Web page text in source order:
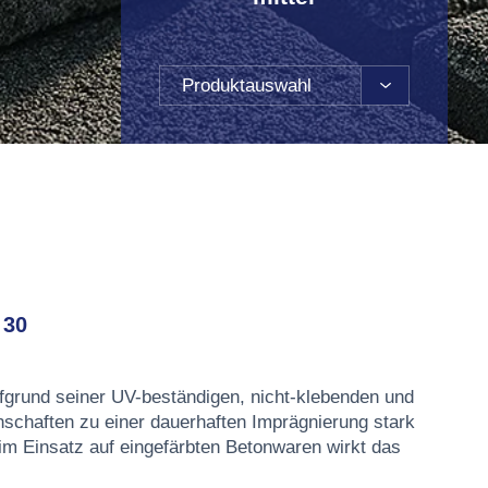
Produktauswahl
seiner UV-beständigen, nicht-klebenden und
zu einer dauerhaften Imprägnierung stark
Einsatz auf eingefärbten Betonwaren wirkt das